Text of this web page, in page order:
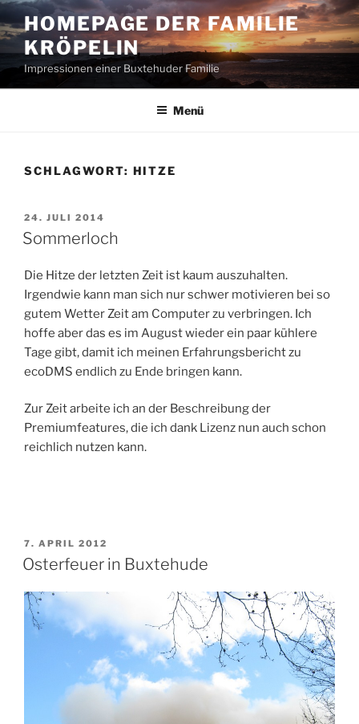
Zum
Inhalt
springen
HOMEPAGE DER FAMILIE
KRÖPELIN
Impressionen einer Buxtehuder Familie
Menü
SCHLAGWORT: HITZE
VERÖFFENTLICHT
AM
24. JULI 2014
Sommerloch
Die Hitze der letzten Zeit ist kaum auszuhalten.
Irgendwie kann man sich nur schwer motivieren bei so
gutem Wetter Zeit am Computer zu verbringen. Ich
hoffe aber das es im August wieder ein paar kühlere
Tage gibt, damit ich meinen Erfahrungsbericht zu
ecoDMS endlich zu Ende bringen kann.
Zur Zeit arbeite ich an der Beschreibung der
Premiumfeatures, die ich dank Lizenz nun auch schon
reichlich nutzen kann.
VERÖFFENTLICHT
AM
7. APRIL 2012
Osterfeuer in Buxtehude